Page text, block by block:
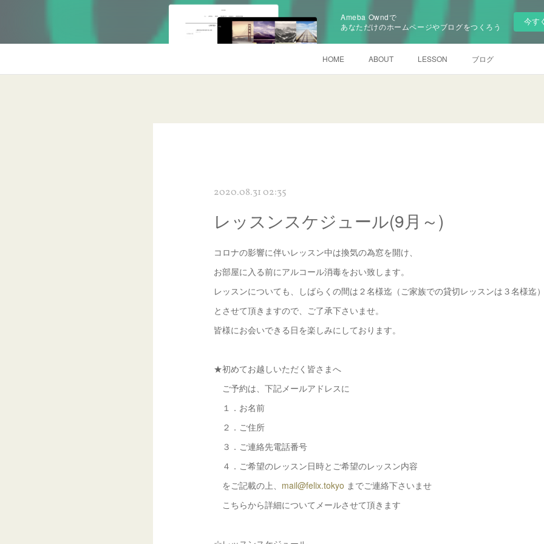
Ameba Owndで
あなただけのホームページやブログをつくろう
今す
HOME ABOUT LESSON ブログ
2020.08.31 02:35
レッスンスケジュール(9月～)
コロナの影響に伴いレッスン中は換気の為窓を開け、
お部屋に入る前にアルコール消毒をおい致します。
レッスンについても、しばらくの間は２名様迄（ご家族での貸切レッスンは３名様迄
とさせて頂きますので、ご了承下さいませ。
皆様にお会いできる日を楽しみにしております。
★初めてお越しいただく皆さまへ
ご予約は、下記メールアドレスに
１．お名前
２．ご住所
３．ご連絡先電話番号
４．ご希望のレッスン日時とご希望のレッスン内容
をご記載の上、 mail@felix.tokyo までご連絡下さいませ
こちらから詳細についてメールさせて頂きます